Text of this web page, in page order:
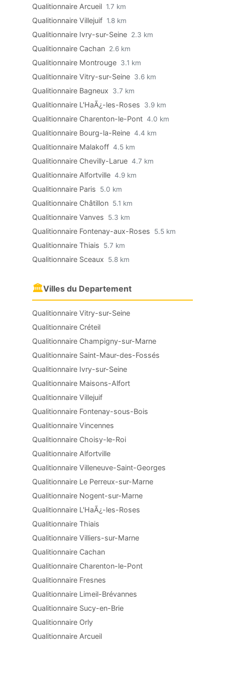
Qualitionnaire Arcueil 1.7 km
Qualitionnaire Villejuif 1.8 km
Qualitionnaire Ivry-sur-Seine 2.3 km
Qualitionnaire Cachan 2.6 km
Qualitionnaire Montrouge 3.1 km
Qualitionnaire Vitry-sur-Seine 3.6 km
Qualitionnaire Bagneux 3.7 km
Qualitionnaire L'HaÃ¿-les-Roses 3.9 km
Qualitionnaire Charenton-le-Pont 4.0 km
Qualitionnaire Bourg-la-Reine 4.4 km
Qualitionnaire Malakoff 4.5 km
Qualitionnaire Chevilly-Larue 4.7 km
Qualitionnaire Alfortville 4.9 km
Qualitionnaire Paris 5.0 km
Qualitionnaire Châtillon 5.1 km
Qualitionnaire Vanves 5.3 km
Qualitionnaire Fontenay-aux-Roses 5.5 km
Qualitionnaire Thiais 5.7 km
Qualitionnaire Sceaux 5.8 km
🏛Villes du Departement
Qualitionnaire Vitry-sur-Seine
Qualitionnaire Créteil
Qualitionnaire Champigny-sur-Marne
Qualitionnaire Saint-Maur-des-Fossés
Qualitionnaire Ivry-sur-Seine
Qualitionnaire Maisons-Alfort
Qualitionnaire Villejuif
Qualitionnaire Fontenay-sous-Bois
Qualitionnaire Vincennes
Qualitionnaire Choisy-le-Roi
Qualitionnaire Alfortville
Qualitionnaire Villeneuve-Saint-Georges
Qualitionnaire Le Perreux-sur-Marne
Qualitionnaire Nogent-sur-Marne
Qualitionnaire L'HaÃ¿-les-Roses
Qualitionnaire Thiais
Qualitionnaire Villiers-sur-Marne
Qualitionnaire Cachan
Qualitionnaire Charenton-le-Pont
Qualitionnaire Fresnes
Qualitionnaire Limeil-Brévannes
Qualitionnaire Sucy-en-Brie
Qualitionnaire Orly
Qualitionnaire Arcueil